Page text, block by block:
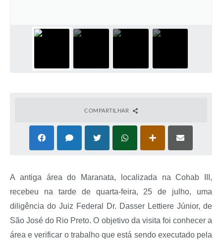
COMPARTILHAR
A antiga área do Maranata, localizada na Cohab III,
recebeu na tarde de quarta-feira, 25 de julho, uma
diligência do Juiz Federal Dr. Dasser Lettiere Júnior, de
São José do Rio Preto. O objetivo da visita foi conhecer a
área e verificar o trabalho que está sendo executado pela